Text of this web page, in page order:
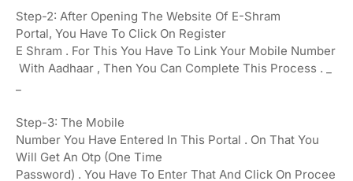
Step-2: After Opening The Website Of E-Shram
Portal, You Have To Click On Register
E Shram . For This You Have To Link Your Mobile Number
With Aadhaar , Then You Can Complete This Process .
Step-3: The Mobile
Number You Have Entered In This Portal . On That You
Will Get An Otp (One Time
Password) . You Have To Enter That And Click On Procee